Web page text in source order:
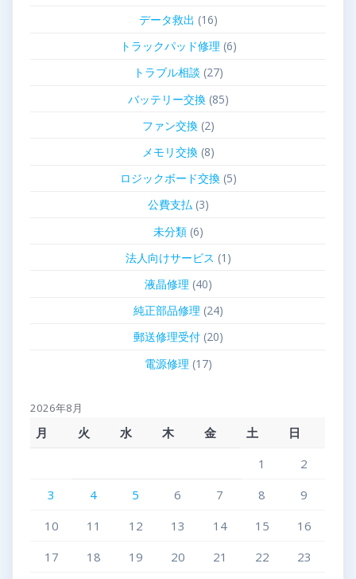
データ救出 (16)
トラックパッド修理 (6)
トラブル相談 (27)
バッテリー交換(85)
ファン交換(2)
メモリ交換(8)
ロジックボード交換(5)
公費支払(3)
未分類(6)
法人向けサービス (1)
液晶修理 (40)
純正部品修理 (24)
郵送修理受付(20)
電源修理 (17)
2026年8月
月 火 水 木 金 土
日
1
2
3
4 5 6 7 8
9
10
11 12 13 14 15
16
17
18 19 20 21 22
23